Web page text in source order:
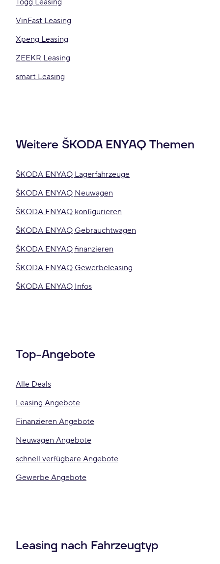
Togg Leasing
VinFast Leasing
Xpeng Leasing
ZEEKR Leasing
smart Leasing
Weitere ŠKODA ENYAQ Themen
ŠKODA ENYAQ Lagerfahrzeuge
ŠKODA ENYAQ Neuwagen
ŠKODA ENYAQ konfigurieren
ŠKODA ENYAQ Gebrauchtwagen
ŠKODA ENYAQ finanzieren
ŠKODA ENYAQ Gewerbeleasing
ŠKODA ENYAQ Infos
Top-Angebote
Alle Deals
Leasing Angebote
Finanzieren Angebote
Neuwagen Angebote
schnell verfügbare Angebote
Gewerbe Angebote
Leasing nach Fahrzeugtyp